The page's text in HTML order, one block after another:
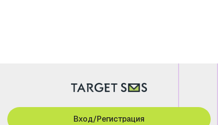
Вход/Регистрация